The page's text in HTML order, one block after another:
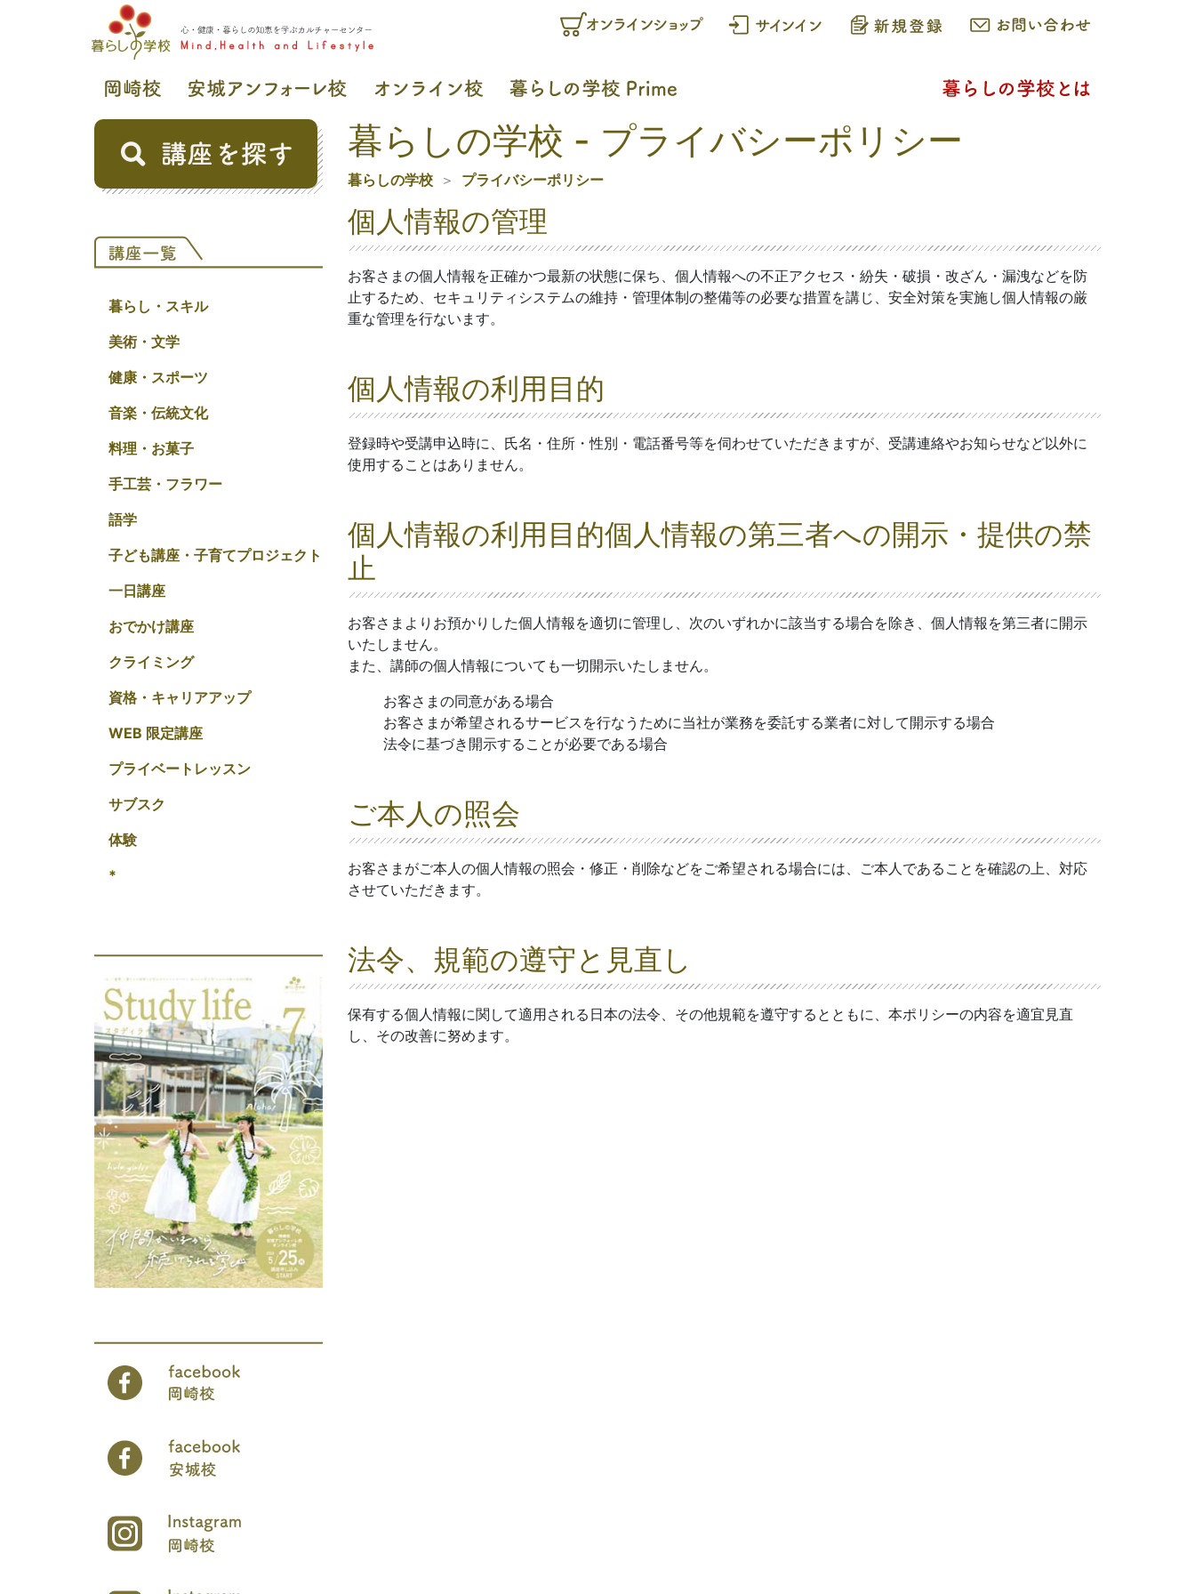
暮らし・スキル
美術・文学
健康・スポーツ
音楽・伝統文化
料理・お菓子
手工芸・フラワー
語学
子ども講座・子育てプロジェクト
一日講座
おでかけ講座
クライミング
資格・キャリアアップ
WEB 限定講座
プライベートレッスン
サブスク
体験
*
暮らしの学校 - プライバシーポリシー
暮らしの学校 プライバシーポリシー
個人情報の管理
お客さまの個人情報を正確かつ最新の状態に保ち、個人情報への不正アクセス・紛失・破損・改ざん・漏洩などを防
止するため、セキュリティシステムの維持・管理体制の整備等の必要な措置を講じ、安全対策を実施し個人情報の厳
重な管理を行ないます。
個人情報の利用目的
登録時や受講申込時に、氏名・住所・性別・電話番号等を伺わせていただきますが、受講連絡やお知らせなど以外に
使用することはありません。
個人情報の利用目的個人情報の第三者への開示・提供の禁
止
お客さまよりお預かりした個人情報を適切に管理し、次のいずれかに該当する場合を除き、個人情報を第三者に開示
いたしません。
また、講師の個人情報についても一切開示いたしません。
お客さまの同意がある場合
お客さまが希望されるサービスを行なうために当社が業務を委託する業者に対して開示する場合
法令に基づき開示することが必要である場合
ご本人の照会
お客さまがご本人の個人情報の照会・修正・削除などをご希望される場合には、ご本人であることを確認の上、対応
させていただきます。
法令、規範の遵守と見直し
保有する個人情報に関して適用される日本の法令、その他規範を遵守するとともに、本ポリシーの内容を適宜見直
し、その改善に努めます。